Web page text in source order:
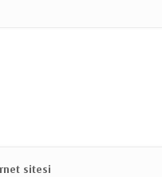
sitesi